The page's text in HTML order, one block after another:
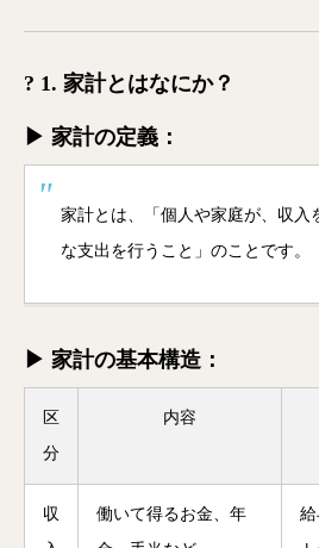
? 1. 家計とはなにか？
▶ 家計の定義：
家計とは、「個人や家庭が、収入
な支出を行うこと」のことです。
▶ 家計の基本構造：
区
分
内容
収
働いて得るお金、年